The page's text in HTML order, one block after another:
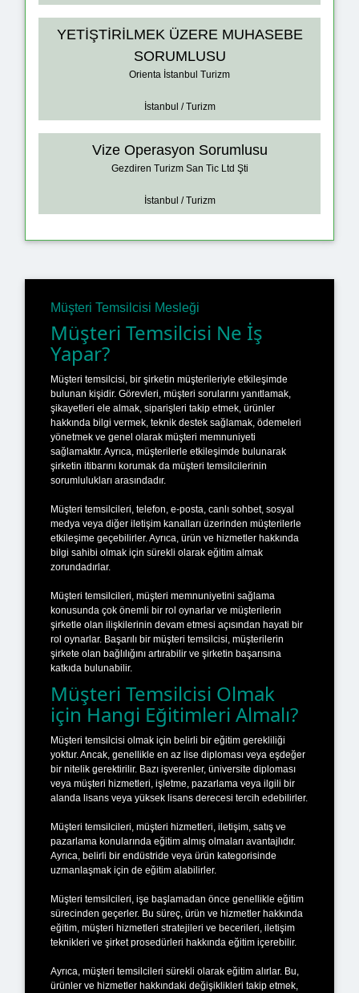
YETİŞTİRİLMEK ÜZERE MUHASEBE
SORUMLUSU
Orienta İstanbul Turizm
İstanbul / Turizm
Vize Operasyon Sorumlusu
Gezdiren Turizm San Tic Ltd Şti
İstanbul / Turizm
Müşteri Temsilcisi Mesleği
Müşteri Temsilcisi Ne İş
Yapar?
Müşteri temsilcisi, bir şirketin müşterileriyle etkileşimde
bulunan kişidir. Görevleri, müşteri sorularını yanıtlamak,
şikayetleri ele almak, siparişleri takip etmek, ürünler
hakkında bilgi vermek, teknik destek sağlamak, ödemeleri
yönetmek ve genel olarak müşteri memnuniyeti
sağlamaktır. Ayrıca, müşterilerle etkileşimde bulunarak
şirketin itibarını korumak da müşteri temsilcilerinin
sorumlulukları arasındadır.
Müşteri temsilcileri, telefon, e-posta, canlı sohbet, sosyal
medya veya diğer iletişim kanalları üzerinden müşterilerle
etkileşime geçebilirler. Ayrıca, ürün ve hizmetler hakkında
bilgi sahibi olmak için sürekli olarak eğitim almak
zorundadırlar.
Müşteri temsilcileri, müşteri memnuniyetini sağlama
konusunda çok önemli bir rol oynarlar ve müşterilerin
şirketle olan ilişkilerinin devam etmesi açısından hayati bir
rol oynarlar. Başarılı bir müşteri temsilcisi, müşterilerin
şirkete olan bağlılığını artırabilir ve şirketin başarısına
katkıda bulunabilir.
Müşteri Temsilcisi Olmak
için Hangi Eğitimleri Almalı?
Müşteri temsilcisi olmak için belirli bir eğitim gerekliliği
yoktur. Ancak, genellikle en az lise diploması veya eşdeğer
bir nitelik gerektirilir. Bazı işverenler, üniversite diploması
veya müşteri hizmetleri, işletme, pazarlama veya ilgili bir
alanda lisans veya yüksek lisans derecesi tercih edebilirler.
Müşteri temsilcileri, müşteri hizmetleri, iletişim, satış ve
pazarlama konularında eğitim almış olmaları avantajlıdır.
Ayrıca, belirli bir endüstride veya ürün kategorisinde
uzmanlaşmak için de eğitim alabilirler.
Müşteri temsilcileri, işe başlamadan önce genellikle eğitim
sürecinden geçerler. Bu süreç, ürün ve hizmetler hakkında
eğitim, müşteri hizmetleri stratejileri ve becerileri, iletişim
teknikleri ve şirket prosedürleri hakkında eğitim içerebilir.
Ayrıca, müşteri temsilcileri sürekli olarak eğitim alırlar. Bu,
ürünler ve hizmetler hakkındaki değişiklikleri takip etmek,